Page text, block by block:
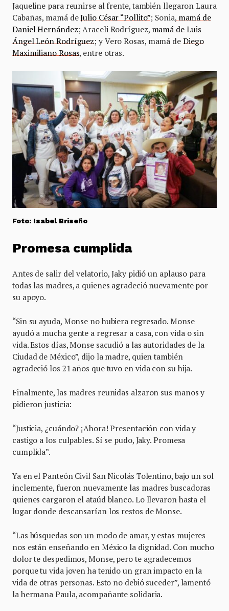
Jaqueline para reunirse al frente, también llegaron Laura
Cabañas, mamá deJulio César “Pollito”; Sonia,mamá de
Daniel Hernández; Araceli Rodríguez, mamá de Luis
Ángel León Rodríguez; y Vero Rosas, mamá de Diego
Maximiliano Rosas, entre otras.
Foto: Isabel Briseño
Promesa cumplida
Antes de salir del velatorio, Jaky pidió un aplauso para
todas las madres, a quienes agradeció nuevamente por
su apoyo.
“Sin su ayuda, Monse no hubiera regresado. Monse
ayudó a mucha gente a regresar a casa, con vida o sin
vida. Estos días, Monse sacudió a las autoridades de la
Ciudad de México”, dijo la madre, quien también
agradeció los 21 años que tuvo en vida con su hija.
Finalmente, las madres reunidas alzaron sus manos y
pidieron justicia:
“Justicia, ¿cuándo? ¡Ahora! Presentación con vida y
castigo a los culpables. Sí se pudo, Jaky. Promesa
cumplida”.
Ya en el Panteón Civil San Nicolás Tolentino, bajo un sol
inclemente, fueron nuevamente las madres buscadoras
quienes cargaron el ataúd blanco. Lo llevaron hasta el
lugar donde descansarían los restos de Monse.
“Las búsquedas son un modo de amar, y estas mujeres
nos están enseñando en México la dignidad. Con mucho
dolor te despedimos, Monse, pero te agradecemos
porque tu vida joven ha tenido un gran impacto en la
vida de otras personas. Esto no debió suceder”, lamentó
la hermana Paula, acompañante solidaria.